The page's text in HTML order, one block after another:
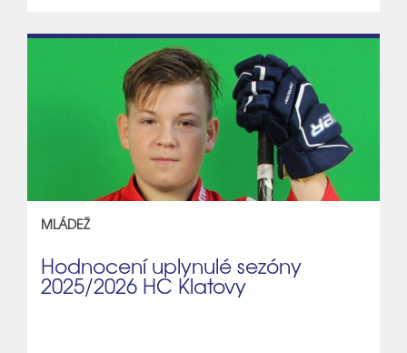
MLÁDEŽ
Hodnocení uplynulé sezóny
2025/2026 HC Klatovy